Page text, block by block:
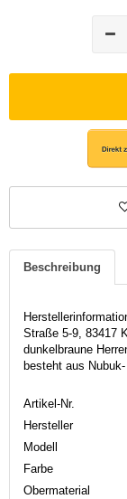
Beschreibung
Straße 5-9, 83417
dunkelbraune
besteht aus
Artikel-Nr.
Hersteller
Modell
Farbe
Obermaterial